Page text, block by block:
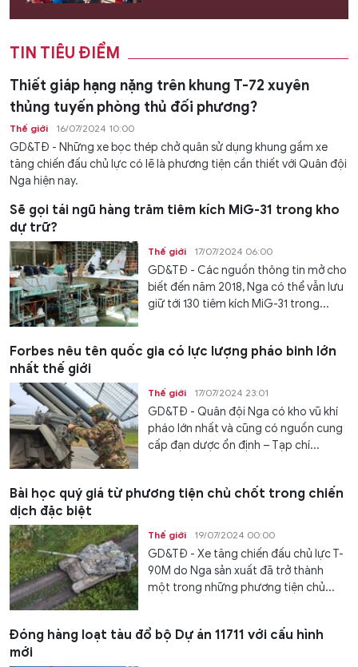
TIN TIÊU ĐIỂM
Thiết giáp hạng nặng trên khung T-72 xuyên
thủng tuyến phòng thủ đối phương?
Thế giới 16/07/2024 10:00
GD&TĐ - Những xe bọc thép chở quân sử dụng khung gầm xe
tăng chiến đấu chủ lực có lẽ là phương tiện cần thiết với Quân đội
Nga hiện nay.
Sẽ gọi tái ngũ hàng trăm tiêm kích MiG-31 trong kho
dự trữ?
Thế giới 17/07/2024 06:00
GD&TĐ - Các nguồn thông tin mở cho
biết đến năm 2018, Nga có thể vẫn lưu
giữ tới 130 tiêm kích MiG-31 trong...
Forbes nêu tên quốc gia có lực lượng pháo binh lớn
nhất thế giới
Thế giới 17/07/2024 23:01
GD&TĐ - Quân đội Nga có kho vũ khí
pháo lớn nhất và cũng có nguồn cung
cấp đạn dược ổn định – Tạp chí...
Bài học quý giá từ phương tiện chủ chốt trong chiến
dịch đặc biệt
Thế giới 19/07/2024 00:00
GD&TĐ - Xe tăng chiến đấu chủ lực T-
90M do Nga sản xuất đã trở thành
một trong những phương tiện chủ...
Đóng hàng loạt tàu đổ bộ Dự án 11711 với cấu hình
mới